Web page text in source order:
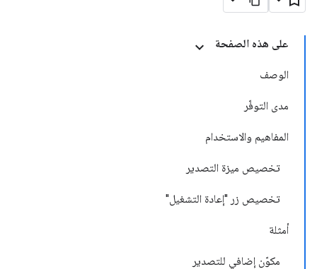
على هذه الصفحة
الوصف
مدى التوفّر
المفاهيم والاستخدام
تخصيص ميزة التصدير
تخصيص زر "إعادة التشغيل"
أمثلة
مكوّن إضافي للتصدير